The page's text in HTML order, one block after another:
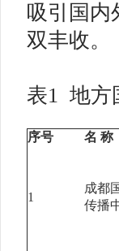
吸引国内
双丰收。
表1 地方
序号 名 称
1
成都
传播